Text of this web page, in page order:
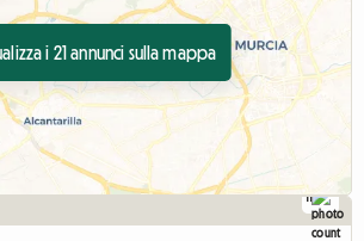
i 21 annunci sulla mappa
11